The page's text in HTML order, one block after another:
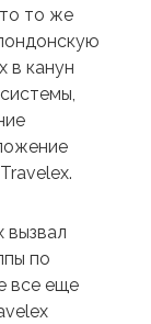
то же
в канун
вызвал
по
все еще